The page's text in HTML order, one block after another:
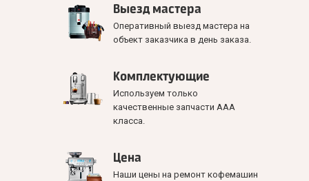
Выезд мастера
Оперативный выезд мастера на
объект заказчика в день заказа.
Комплектующие
Используем только
качественные запчасти ААА
класса.
Цена
Наши цены на ремонт кофемашин